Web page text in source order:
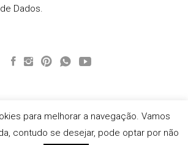
Dados.
Design OHLA Branding Studio
para melhorar a navegação. Vamos
contudo se desejar, pode optar por não